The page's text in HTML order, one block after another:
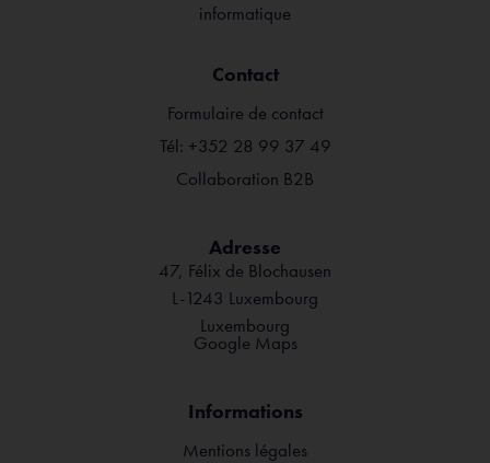
informatique
Contact
Formulaire de contact
Tél: +352 28 99 37 49
Collaboration B2B
Adresse
47, Félix de Blochausen
L-1243 Luxembourg
Luxembourg
Google Maps
Informations
Mentions légales